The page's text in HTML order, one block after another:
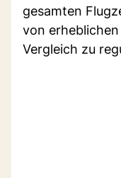
gesamten
von
Vergleich zu